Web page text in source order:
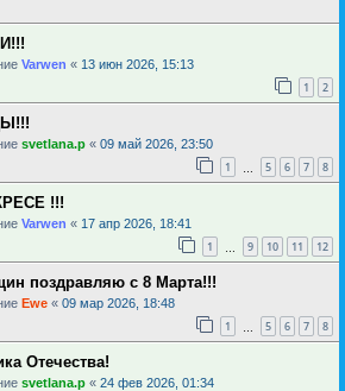
Varwen « 13 июн 2026, 15:13
1 2
svetlana.p « 09 май 2026, 23:50
1 5 6 7 8
!!!
Varwen « 17 апр 2026, 18:41
1 9 10 11 12
поздравляю с 8 Марта!!!
Ewe « 09 мар 2026, 18:48
1 5 6 7 8
Отечества!
svetlana.p « 24 фев 2026, 01:34